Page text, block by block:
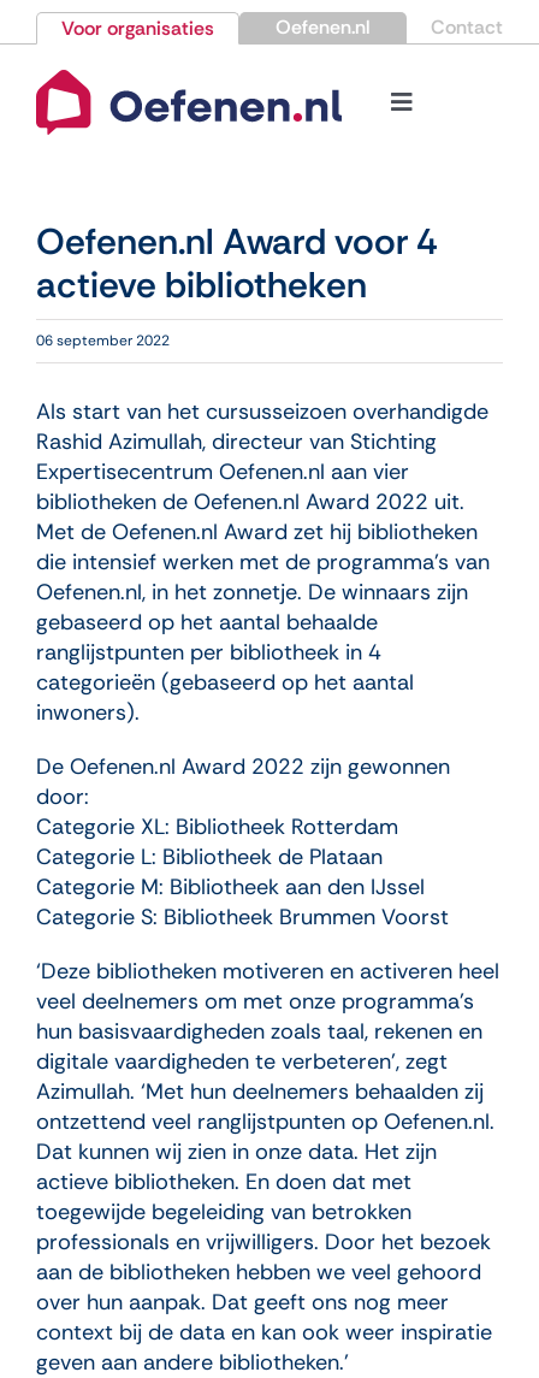
naar
inhoud
Voor organisaties Oefenen.nl Contact
Toggle
Nieuws
Kennisbank
Over Oefenen.nl
Contact
Oefenen.nl Award voor 4
actieve bibliotheken
06 september 2022
Als start van het cursusseizoen overhandigde
Rashid Azimullah, directeur van Stichting
Expertisecentrum Oefenen.nl aan vier
bibliotheken de Oefenen.nl ­Award 2022 uit.
Met de Oefenen.nl Award zet hij bibliotheken
die intensief werken met de programma’s van
Oefenen.nl, in het zonnetje. De winnaars zijn
gebaseerd op het aantal behaalde
ranglijstpunten per bibliotheek in 4
categorieën (gebaseerd op het aantal
inwoners).
De Oefenen.nl Award 2022 zijn gewonnen
door:
Categorie XL: Bibliotheek Rotterdam
Categorie L: Bibliotheek de Plataan
Categorie M: Bibliotheek aan den IJssel
Categorie S: Bibliotheek Brummen Voorst
‘Deze bibliotheken motiveren en activeren heel
veel deelnemers om met onze programma’s
hun basisvaardigheden zoals taal, rekenen en
digitale vaardigheden te verbeteren’, zegt
Azimullah. ‘Met hun deelnemers behaalden zij
ontzettend veel ranglijstpunten op Oefenen.nl.
Dat kunnen wij zien in onze data. Het zijn
actieve bibliotheken. En doen dat met
toegewijde begeleiding van betrokken
professionals en vrijwilligers. Door het bezoek
aan de bibliotheken hebben we veel gehoord
over hun aanpak. Dat geeft ons nog meer
context bij de data en kan ook weer inspiratie
geven aan andere bibliotheken.’